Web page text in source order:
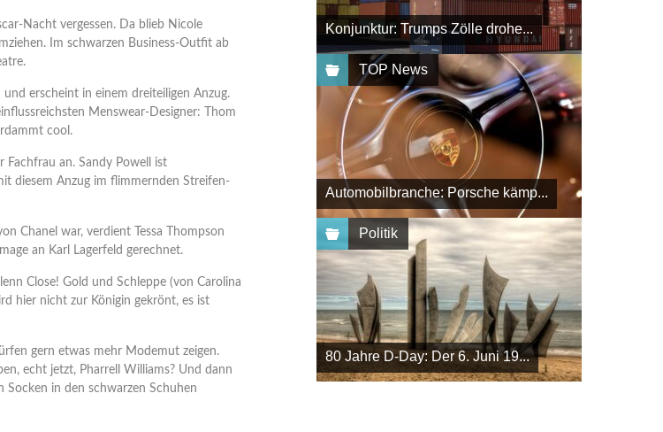
Nacht vergessen. Da blieb Nicole
Im schwarzen Business-Outfit ab
erscheint in einem dreiteiligen Anzug.
Menswear-Designer: Thom
cool.
an. Sandy Powell ist
diesem Anzug im flimmernden Streifen-
Chanel war, verdient Tessa Thompson
an Karl Lagerfeld gerechnet.
Close! Gold und Schleppe (von Carolina
hier nicht zur Königin gekrönt, es ist
gern etwas mehr Modemut zeigen.
echt jetzt, Pharrell Williams? Und dann
in den schwarzen Schuhen
Konjunktur: Trumps Zölle drohe...
TOP News
Automobilbranche: Porsche kämp...
Politik
80 Jahre D-Day: Der 6. Juni 19...